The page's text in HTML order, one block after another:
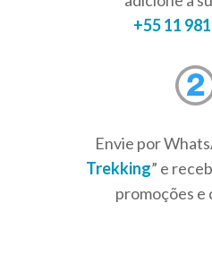
+55 11
Envie por
Trekking” e
promoções e